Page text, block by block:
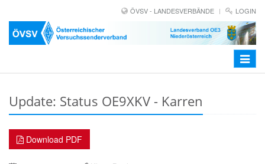
ÖVSV - LANDESVERBÄNDE LOGIN
Toggle
Update: Status OE9XKV - Karren
Download PDF